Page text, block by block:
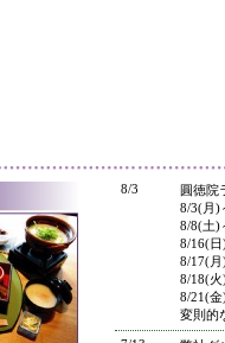
8/3
圓徳院
8/3(月)
8/8(土)
8/16(
8/17(
8/18(
8/21(
変則的